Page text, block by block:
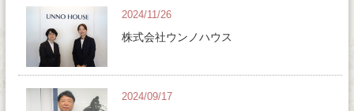
2024/11/26
株式会社ウンノハウス
2024/09/17